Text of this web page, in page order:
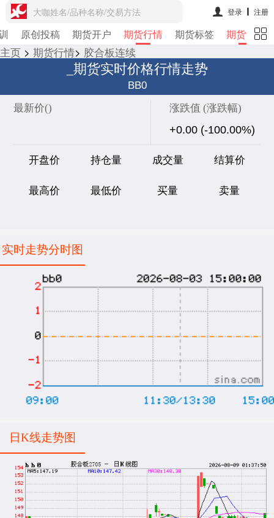
大咖姓名/品种名称/交易方法 登录 注册
原创投稿 期货开户 期货行情 期货标签 期货学院
主页 > 期货行情> 胶合板连续
_期货实时价格行情走势
BB0
最新价() 涨跌值 (涨跌幅)
+0.00 (-100.00%)
开盘价 持仓量 成交量 结算价
最高价 最低价 买量 卖量
实时走势分时图
日K线走势图